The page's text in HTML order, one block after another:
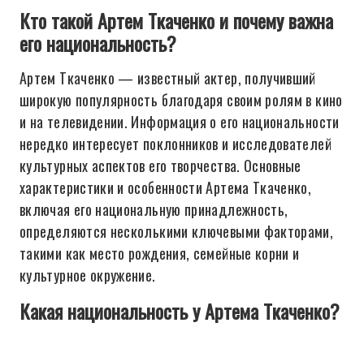
Кто такой Артем Ткаченко и почему важна
его национальность?
Артем Ткаченко — известный актер, получивший
широкую популярность благодаря своим ролям в кино
и на телевидении. Информация о его национальности
нередко интересует поклонников и исследователей
культурных аспектов его творчества. Основные
характеристики и особенности Артема Ткаченко,
включая его национальную принадлежность,
определяются несколькими ключевыми факторами,
такими как место рождения, семейные корни и
культурное окружение.
Какая национальность у Артема Ткаченко?